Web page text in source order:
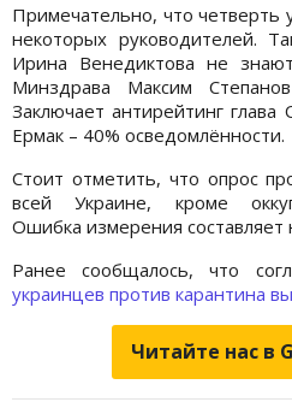
Примечательно, что
некоторых руководителей.
Ирина Венедиктова не
Минздрава Максим
Заключает антирейтинг
Ермак – 40% осведомлённости.
Стоит отметить, что опрос
всей Украине, кроме
Ошибка измерения
Ранее сообщалось, что
украинцев против карантина
Читайте нас в